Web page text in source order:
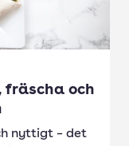
fräscha och
nyttigt – det